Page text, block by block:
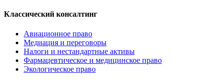
Классический консалтинг
Авиационное право
Медиация и переговоры
Налоги и нестандартные активы
Фармацевтическое и медицинское право
Экологическое право